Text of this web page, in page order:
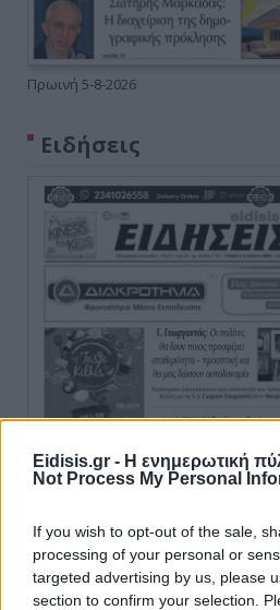
Eidisis.gr - Η ενημερωτική
Not Process My Personal
If you wish to opt-out of the sale,
processing of your personal or
targeted advertising by us, please
section to confirm your selection.
Πρωινή 5-8-2026
Ειδήσεις